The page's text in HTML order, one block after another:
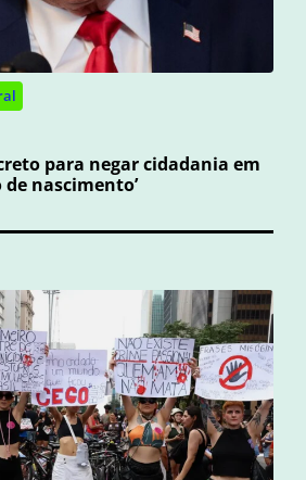
para negar cidadania em
de nascimento’